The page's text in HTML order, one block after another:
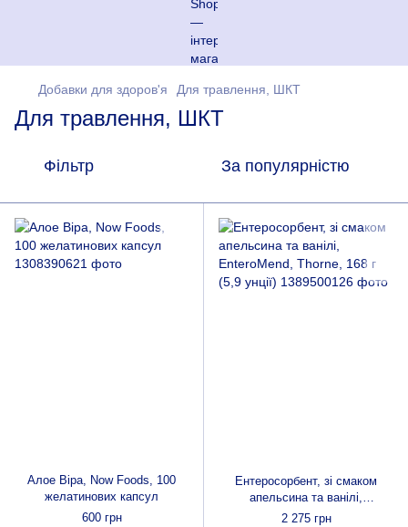
Добавки для здоров'я Для травлення, ШКТ
Для травлення, ШКТ
Фільтр За популярністю
Алое Віра, Now Foods, 100
желатинових капсул
600 грн
Ентеросорбент, зі смаком
апельсина та ванілі,
EnteroMend, Thorne, 168 г (5,9
2 275 грн